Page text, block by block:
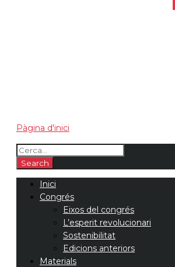
Pàgina d'inici
Inici
Congrés
Eixos del congrés
L’esperit revolucionari
Sostenibilitat
Edicions anteriors
Materials